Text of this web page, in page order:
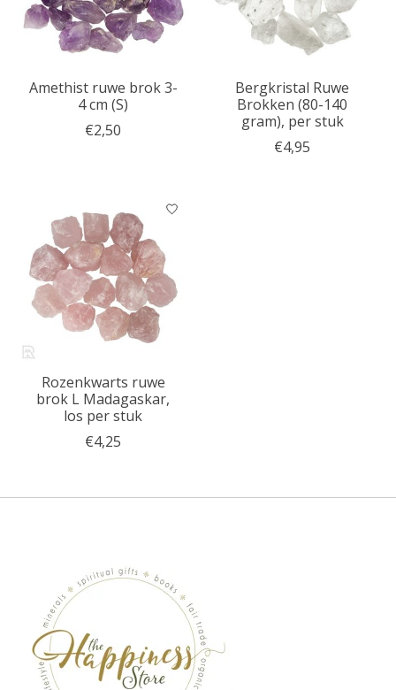
Amethist ruwe brok 3-
4 cm (S)
€2,50
Bergkristal Ruwe
Brokken (80-140
gram), per stuk
€4,95
Rozenkwarts ruwe
brok L Madagaskar,
los per stuk
€4,25